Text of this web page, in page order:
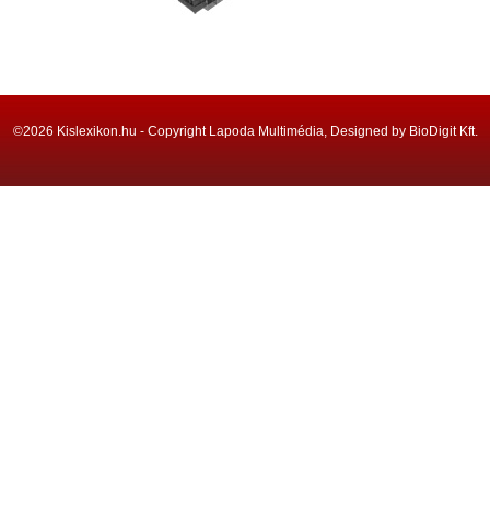
©2026 Kislexikon.hu - Copyright Lapoda Multimédia, Designed by BioDigit Kft.